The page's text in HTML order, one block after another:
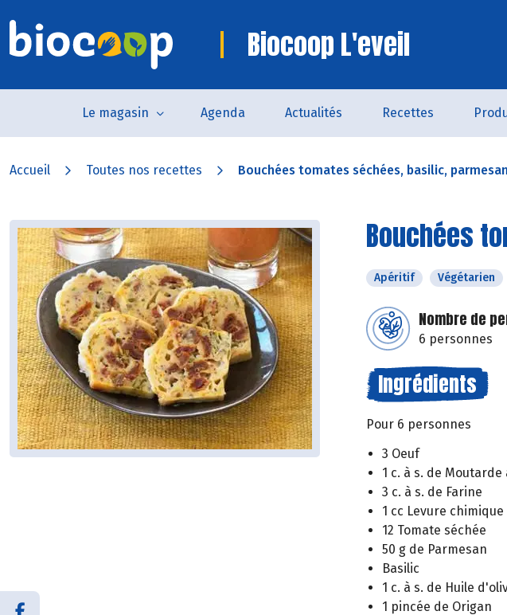
Biocoop L'eveil
Le magasin Agenda Actualités Recettes
Accueil Toutes nos recettes Bouchées tomates séchées, basilic, parmesan
Bouchées
Apéritif Végétarien
Nombre de
6 personnes
Ingrédients
Pour 6 personnes
3 Oeuf
1 c. à s. de
3 c. à s. de Farine
1 cc Levure chimique
12 Tomate séchée
50 g de Parmesan
Basilic
1 c. à s. de Huile
1 pincée de Origan